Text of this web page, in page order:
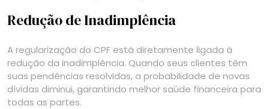
Redução de Inadimplência
A regularização do CPF está diretamente ligada à
redução da inadimplência. Quando seus clientes têm
suas pendências resolvidas, a probabilidade de novas
dívidas diminui, garantindo melhor saúde financeira para
todas as partes.